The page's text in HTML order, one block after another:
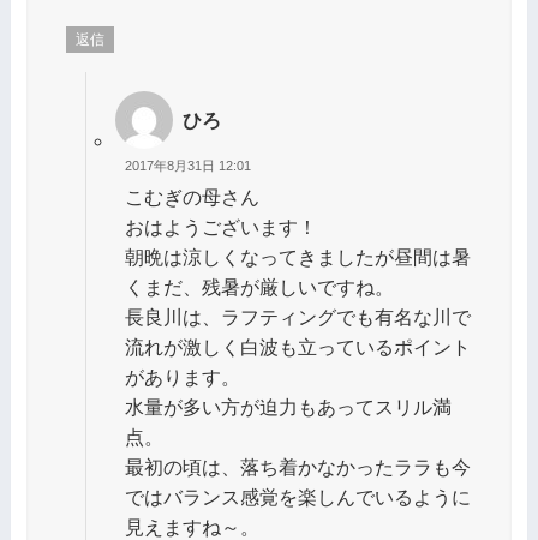
返信
ひろ
2017年8月31日 12:01
こむぎの母さん
おはようございます！
朝晩は涼しくなってきましたが昼間は暑
くまだ、残暑が厳しいですね。
長良川は、ラフティングでも有名な川で
流れが激しく白波も立っているポイント
があります。
水量が多い方が迫力もあってスリル満
点。
最初の頃は、落ち着かなかったララも今
ではバランス感覚を楽しんでいるように
見えますね～。